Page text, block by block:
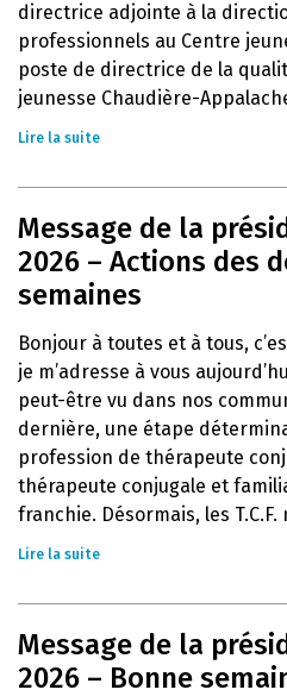
directrice adjointe à la
professionnels au Centre
poste de directrice de la
jeunesse Chaudière-
Lire la suite
Message de la
2026 – Actions des
semaines
Bonjour à toutes et à tous,
je m’adresse à vous
peut-être vu dans nos
dernière, une étape
profession de thérapeute
thérapeute conjugale et
franchie. Désormais, les T.C.F.
Lire la suite
Message de la
2026 – Bonne